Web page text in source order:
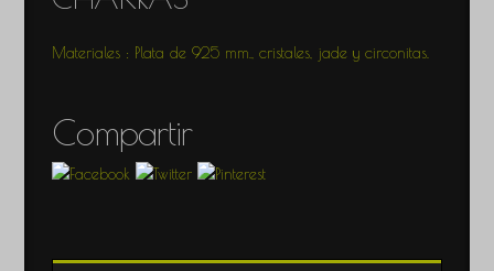
Materiales : Plata de 925 mm., cristales, jade y circonitas.
Compartir